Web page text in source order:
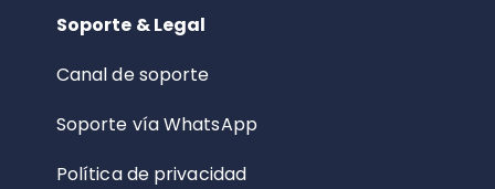
Soporte & Legal
Canal de soporte
Soporte vía WhatsApp
Política de privacidad